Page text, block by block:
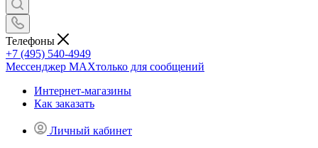
Телефоны
+7 (495) 540-4949
Мессенджер МАХтолько для сообщений
Интернет-магазины
Как заказать
Личный кабинет